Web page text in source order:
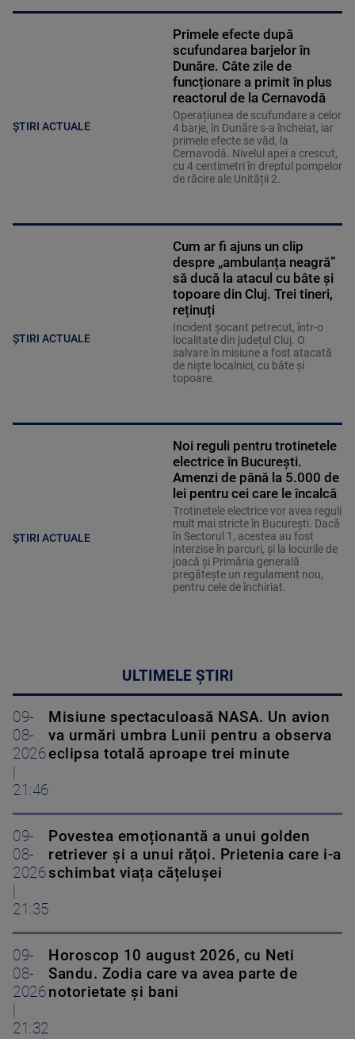
ȘTIRI ACTUALE
Primele efecte după
scufundarea barjelor în
Dunăre. Câte zile de
funcționare a primit în plus
reactorul de la Cernavodă
Operațiunea de scufundare a celor
4 barje, în Dunăre s-a încheiat, iar
primele efecte se văd, la
Cernavodă. Nivelul apei a crescut,
cu 4 centimetri în dreptul pompelor
de răcire ale Unității 2.
ȘTIRI ACTUALE
Cum ar fi ajuns un clip
despre „ambulanța neagră”
să ducă la atacul cu bâte și
topoare din Cluj. Trei tineri,
reținuți
Incident șocant petrecut, într-o
localitate din județul Cluj. O
salvare în misiune a fost atacată
de niște localnici, cu bâte și
topoare.
ȘTIRI ACTUALE
Noi reguli pentru trotinetele
electrice în București.
Amenzi de până la 5.000 de
lei pentru cei care le încalcă
Trotinetele electrice vor avea reguli
mult mai stricte în București. Dacă
în Sectorul 1, acestea au fost
interzise în parcuri, și la locurile de
joacă și Primăria generală
pregătește un regulament nou,
pentru cele de închiriat.
ULTIMELE ȘTIRI
09-
08-
2026
21:46
Misiune spectaculoasă NASA. Un avion
va urmări umbra Lunii pentru a observa
eclipsa totală aproape trei minute
09-
08-
2026
21:35
Povestea emoționantă a unui golden
retriever și a unui rățoi. Prietenia care i-a
schimbat viața cățelușei
09-
08-
2026
21:32
Horoscop 10 august 2026, cu Neti
Sandu. Zodia care va avea parte de
notorietate și bani